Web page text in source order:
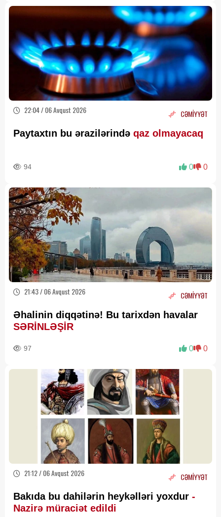
22:04 / 06 Avqust 2026 CƏMİYYƏT
Paytaxtın bu ərazilərində qaz olmayacaq
94 0 0
21:43 / 06 Avqust 2026 CƏMİYYƏT
Əhalinin diqqətinə! Bu tarixdən havalar
SƏRİNLƏŞİR
97 0 0
21:12 / 06 Avqust 2026 CƏMİYYƏT
Bakıda bu dahilərin heykəlləri yoxdur -
Nazirə müraciət edildi